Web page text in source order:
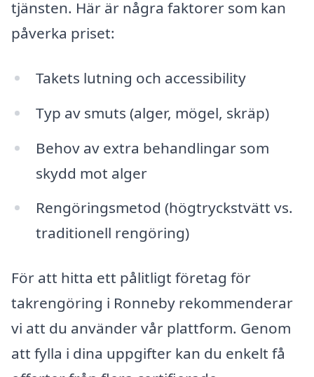
tjänsten. Här är några faktorer som kan
påverka priset:
Takets lutning och accessibility
Typ av smuts (alger, mögel, skräp)
Behov av extra behandlingar som
skydd mot alger
Rengöringsmetod (högtryckstvätt vs.
traditionell rengöring)
För att hitta ett pålitligt företag för
takrengöring i Ronneby rekommenderar
vi att du använder vår plattform. Genom
att fylla i dina uppgifter kan du enkelt få